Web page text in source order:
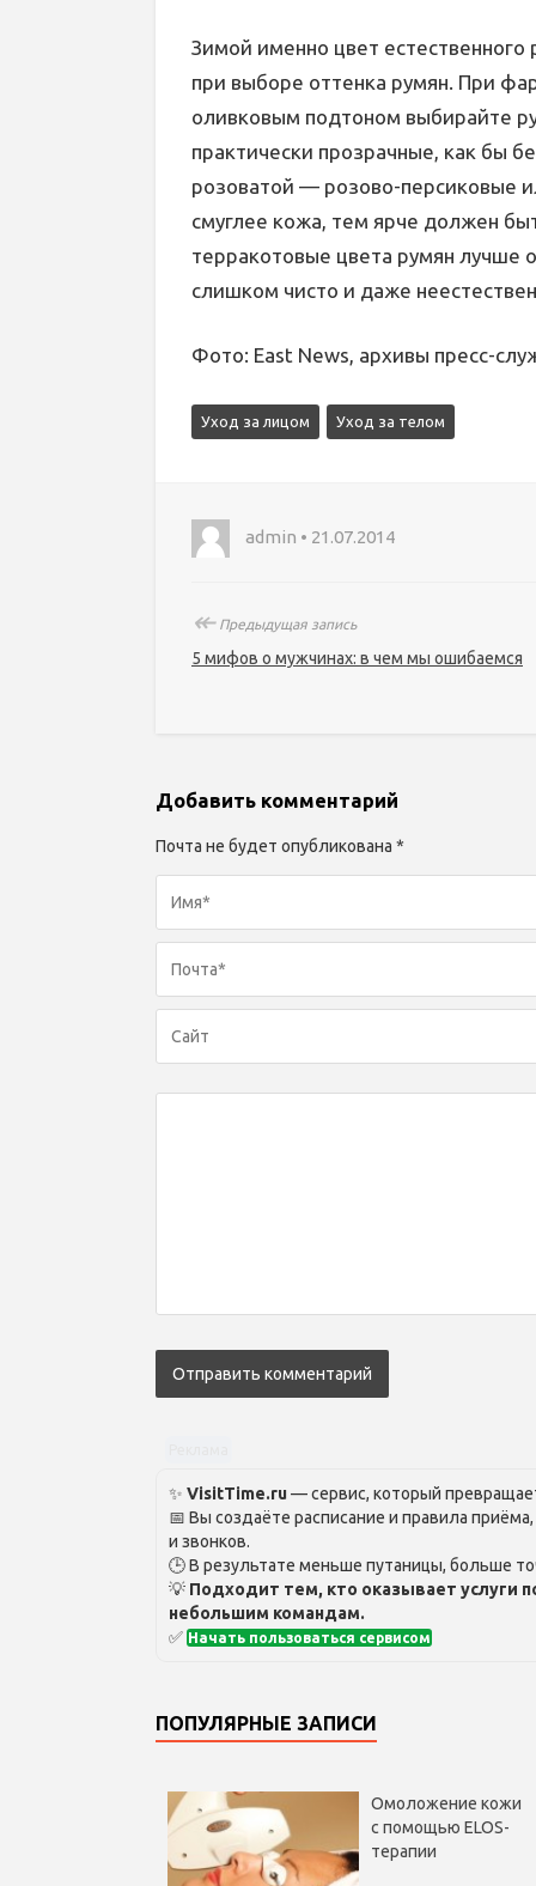
Зимой именно цвет
при выборе оттенка румян. При
оливковым подтоном выбирайте
практически прозрачные, как бы
розоватой — розово-персиковые
смуглее кожа, тем ярче должен
терракотовые цвета румян лучше
слишком чисто и даже
Фото: East News, архивы пресс-
Уход за лицом Уход за телом
admin • 21.07.2014
↞Предыдущая запись
5 мифов о мужчинах: в чем мы ошибаемся
Добавить комментарий
Почта не будет опубликована *
✨ VisitTime.ru— сервис, который
📅 Вы создаёте расписание и правила
и звонков.
🕒 В результате меньше путаницы, больше
💡 Подходит тем, кто оказывает услуги
небольшим командам.
✅ Начать пользоваться сервисом
ПОПУЛЯРНЫЕ ЗАПИСИ
Омоложение кожи
с помощью ELOS-
терапии